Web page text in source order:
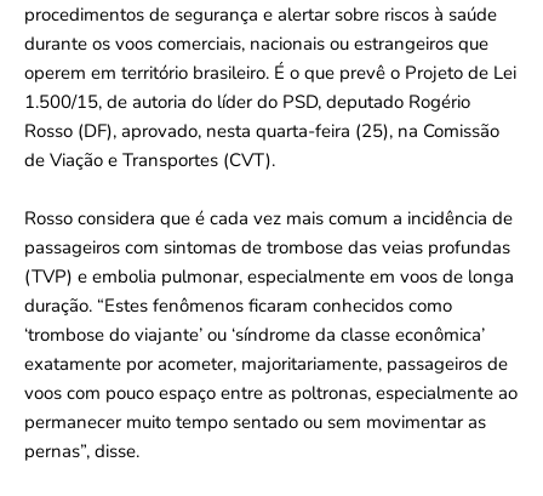
procedimentos de segurança e alertar sobre riscos à saúde
durante os voos comerciais, nacionais ou estrangeiros que
operem em território brasileiro. É o que prevê o Projeto de Lei
1.500/15, de autoria do líder do PSD, deputado Rogério
Rosso (DF), aprovado, nesta quarta-feira (25), na Comissão
de Viação e Transportes (CVT).
Rosso considera que é cada vez mais comum a incidência de
passageiros com sintomas de trombose das veias profundas
(TVP) e embolia pulmonar, especialmente em voos de longa
duração. “Estes fenômenos ficaram conhecidos como
‘trombose do viajante’ ou ‘síndrome da classe econômica’
exatamente por acometer, majoritariamente, passageiros de
voos com pouco espaço entre as poltronas, especialmente ao
permanecer muito tempo sentado ou sem movimentar as
pernas”, disse.